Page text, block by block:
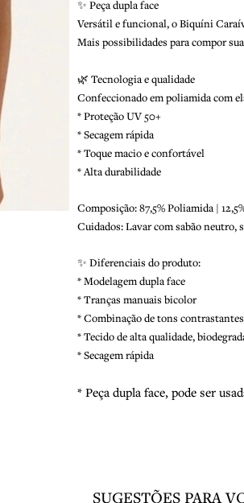
✨ Peça dupla face
Versátil e funcional, o Biquíni
Mais possibilidades para compor
🌿 Tecnologia e qualidade
Confeccionado em poliamida com
* Proteção UV 50+
* Secagem rápida
* Toque macio e confortável
* Alta durabilidade
Composição: 87,5% Poliamida |
Cuidados: Lavar com sabão neutro,
✨ Diferenciais do produto:
* Modelagem dupla face
* Tranças manuais bicolor
* Combinação de tons contrastantes
* Tecido de alta qualidade,
* Secagem rápida
* Peça dupla face, pode ser
SUGESTÕES PARA